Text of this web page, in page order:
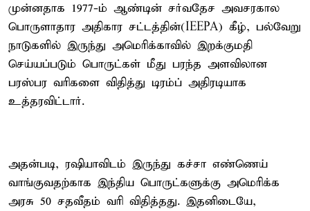
முன்னதாக 1977-ம் ஆண்டின் சர்வதேச அவசரகால
பொருளாதார அதிகார சட்டத்தின்(IEEPA) கீழ், பல்வேறு
நாடுகளில் இருந்து அமெரிக்காவில் இறக்குமதி
செய்யப்படும் பொருட்கள் மீது பரந்த அளவிலான
பரஸ்பர வரிகளை விதித்து டிரம்ப் அதிரடியாக
உத்தரவிட்டார்.
அதன்படி, ரஷியாவிடம் இருந்து கச்சா எண்ணெய்
வாங்குவதற்காக இந்திய பொருட்களுக்கு அமெரிக்க
அரசு 50 சதவீதம் வரி விதித்தது. இதனிடையே,